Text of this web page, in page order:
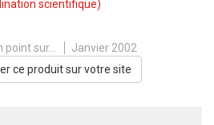
scientifique)
point sur...
Janvier 2002
ce produit sur votre site